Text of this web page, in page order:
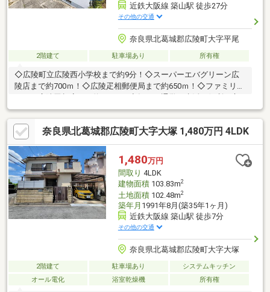
近鉄大阪線 築山駅 徒歩27分
その他の交通
奈良県北葛城郡広陵町大字平尾
2階建て 駐車場あり 所有権
◇広陵町立広陵西小学校まで約9分！◇スーパーエバグリーン広
陵店まで約700ｍ！◇広陵疋相郵便局まで約650ｍ！◇ファミリー
マート広陵疋相店まで約850ｍ！◆毎日の通学・生活に便利な立
地
奈良県北葛城郡広陵町大字大塚 1,480万円 4LDK
1,480万円
間取り 4LDK
建物面積103.83m2
土地面積102.48m2
築年月 1991年8月(築35年1ヶ月)
近鉄大阪線 築山駅 徒歩7分
その他の交通
奈良県北葛城郡広陵町大字大塚
2階建て 駐車場あり
システムキッチン
オール電化
浴室乾燥機 所有権